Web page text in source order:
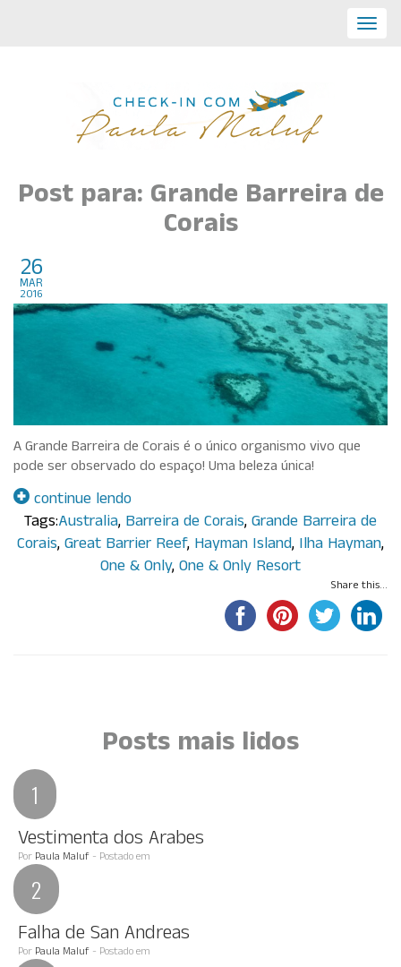
Post para: Grande Barreira de
Corais
26
mar
2016
A Grande Barreira de Corais é o único organismo vivo que
pode ser observado do espaço! Uma beleza única!
continue lendo
Tags:Australia, Barreira de Corais, Grande Barreira de
Corais, Great Barrier Reef, Hayman Island, Ilha Hayman,
One & Only, One & Only Resort
Share this...
Posts mais lidos
Vestimenta dos Arabes
Por Paula Maluf - Postado em
Falha de San Andreas
Por Paula Maluf - Postado em